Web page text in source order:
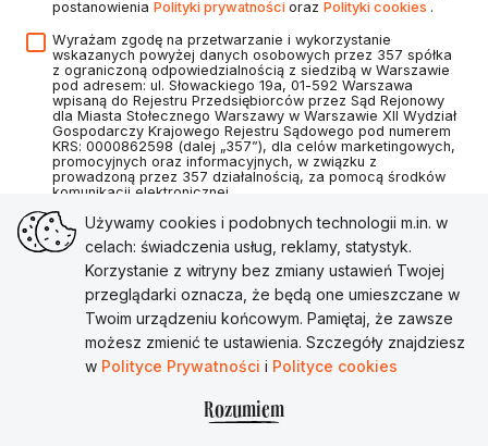
postanowienia Polityki prywatności oraz Polityki cookies .
Wyrażam zgodę na przetwarzanie i wykorzystanie
wskazanych powyżej danych osobowych przez 357 spółka
z ograniczoną odpowiedzialnością z siedzibą w Warszawie
pod adresem: ul. Słowackiego 19a, 01-592 Warszawa
wpisaną do Rejestru Przedsiębiorców przez Sąd Rejonowy
dla Miasta Stołecznego Warszawy w Warszawie XII Wydział
Gospodarczy Krajowego Rejestru Sądowego pod numerem
KRS: 0000862598 (dalej „357”), dla celów marketingowych,
promocyjnych oraz informacyjnych, w związku z
prowadzoną przez 357 działalnością, za pomocą środków
komunikacji elektronicznej.
Utwórz konto
Masz już konto?Zaloguj się
Używamy cookies i podobnych technologii m.in. w
celach: świadczenia usług, reklamy, statystyk.
Korzystanie z witryny bez zmiany ustawień Twojej
przeglądarki oznacza, że będą one umieszczane w
Twoim urządzeniu końcowym. Pamiętaj, że zawsze
możesz zmienić te ustawienia. Szczegóły znajdziesz
w Polityce Prywatności i Polityce cookies
Rozumiem